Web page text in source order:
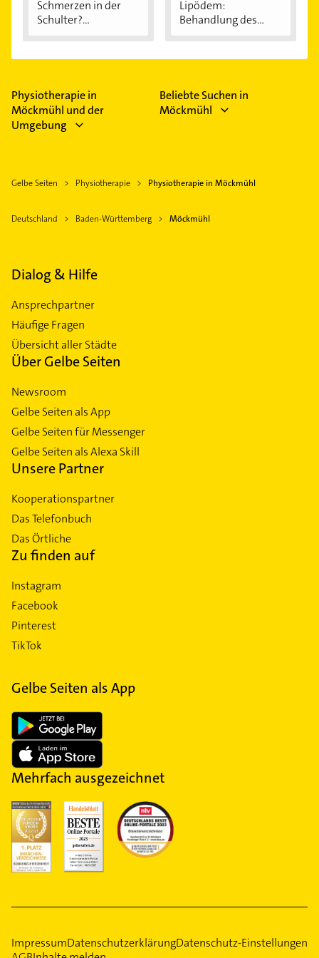
Schmerzen in der
Schulter?
Lipödem:
Behandlung des
Physiotherapie in
Möckmühl und der
Umgebung
Beliebte Suchen in
Möckmühl
Gelbe Seiten Physiotherapie Physiotherapie in Möckmühl
Deutschland Baden-Württemberg Möckmühl
Dialog & Hilfe
Ansprechpartner
Häufige Fragen
Übersicht aller Städte
Über Gelbe Seiten
Newsroom
Gelbe Seiten als App
Gelbe Seiten für Messenger
Gelbe Seiten als Alexa Skill
Unsere Partner
Kooperationspartner
Das Telefonbuch
Das Örtliche
Zu finden auf
Instagram
Facebook
Pinterest
TikTok
Gelbe Seiten als App
Mehrfach ausgezeichnet
ImpressumDatenschutzerklärungDatenschutz-Einstellungen